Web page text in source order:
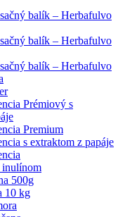
balík – Herbafulvo
balík – Herbafulvo
balík – Herbafulvo
Prémiový s
Premium
s extraktom z papáje
inulínom
500g
10 kg